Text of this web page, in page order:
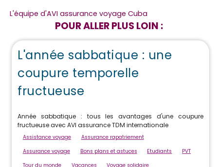
L'équipe d'AVI assurance voyage Cuba
POUR ALLER PLUS LOIN :
L'année sabbatique : une
coupure temporelle
fructueuse
Année sabbatique : tous les avantages d'une coupure
fructueuse avec AVI assurance TDM internationale
Assistance voyage
Assurance rapatriement
Assurance voyage
Bons plans et astuces Etudiants
PVT
Tour du monde
Vacances Voyage solidaire